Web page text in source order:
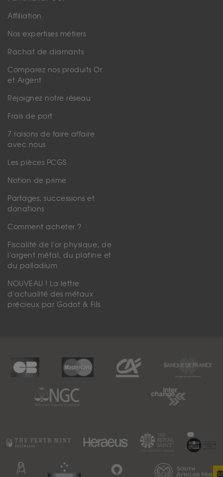
Affiliation
Nos expertises métiers
Rachat de diamants
Comparez nos produits Or
et Argent
Rejoignez notre réseau
Frais de port
7 raisons de faire affaire
avec nous
Les pièces PCGS
Notion de prime
Partages, successions et
donations
Comment acheter ?
Fiscalité de l'or physique, de
l'argent métal, du platine et
du palladium
NOUVEAU ! La lettre
d'actualité des métaux
précieux par Godot & Fils